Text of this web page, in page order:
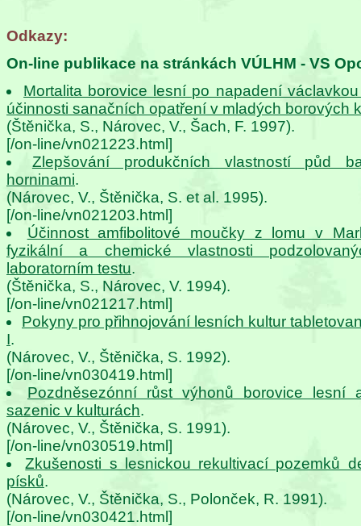
Odkazy:
On-line publikace na stránkách VÚLHM - VS
Mortalita borovice lesní po napadení
účinnosti sanačních opatření v mladých borových
(Štěnička, S., Nárovec, V., Šach, F. 1997).
[/on-line/vn021223.html]
Zlepšování produkčních vlastností půd
horninami.
(Nárovec, V., Štěnička, S. et al. 1995).
[/on-line/vn021203.html]
Účinnost amfibolitové moučky z lomu v
fyzikální a chemické vlastnosti
laboratorním testu.
(Štěnička, S., Nárovec, V. 1994).
[/on-line/vn021217.html]
Pokyny pro přihnojování lesních kultur
I.
(Nárovec, V., Štěnička, S. 1992).
[/on-line/vn030419.html]
Pozdněsezónní růst výhonů borovice lesní
sazenic v kulturách.
(Nárovec, V., Štěnička, S. 1991).
[/on-line/vn030519.html]
Zkušenosti s lesnickou rekultivací pozemků
písků.
(Nárovec, V., Štěnička, S., Polonček, R. 1991).
[/on-line/vn030421.html]